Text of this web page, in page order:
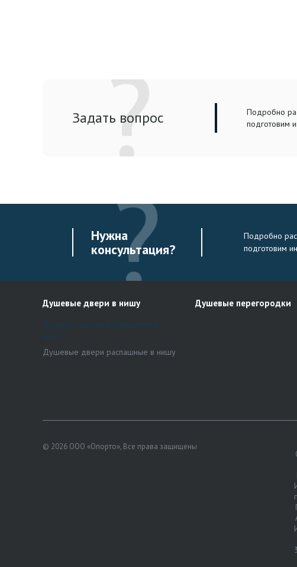
Задать вопрос
Подробно
подготовим
Нужна
консультация?
Подробно
подготовим
Душевые двери в нишу
Душевые двери раздвижные в
нишу
Душевые двери распашные в нишу
Душевые перегородки
© 2026 ООО «Опорто», Все права защищены